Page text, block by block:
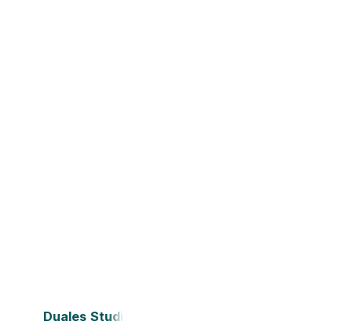
Duales Studium Bielefeld